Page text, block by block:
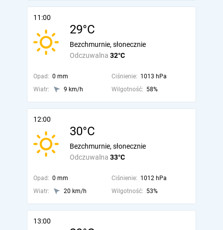
11:00
29°C
Odczuwalna 32°C
Bezchmurnie, słonecznie
Opad: 0 mm Ciśnienie: 1013 hPa
Wiatr:
9 km/h Wilgotność: 58%
12:00
30°C
Odczuwalna 33°C
Bezchmurnie, słonecznie
Opad: 0 mm Ciśnienie: 1012 hPa
Wiatr:
20 km/h Wilgotność: 53%
13:00